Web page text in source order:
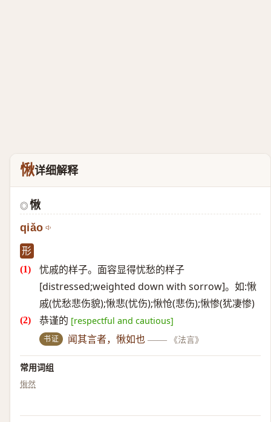
愀详细解释
◎ 愀
qiǎo
形
忧戚的样子。面容显得忧愁的样子
[distressed;weighted down with sorrow]。如:愀
戚(忧愁悲伤貌);愀悲(忧伤);愀怆(悲伤);愀惨(犹凄惨)
恭谨的 [respectful and cautious]
书证 闻其言者，愀如也 —— 《法言》
常用词组
愀然